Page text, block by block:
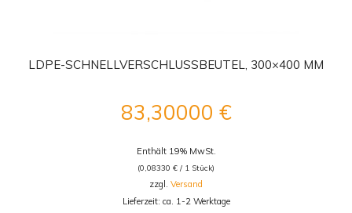
LDPE-SCHNELLVERSCHLUSSBEUTEL, 300×400 MM
83,30000 €
Enthält 19% MwSt.
(0,08330 € / 1 Stück)
zzgl. Versand
Lieferzeit: ca. 1-2 Werktage